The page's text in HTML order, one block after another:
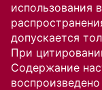
использования
допускается
При
Содержание